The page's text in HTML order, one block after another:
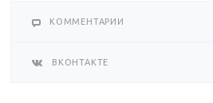
КОММЕНТАРИИ
ВКОНТАКТЕ